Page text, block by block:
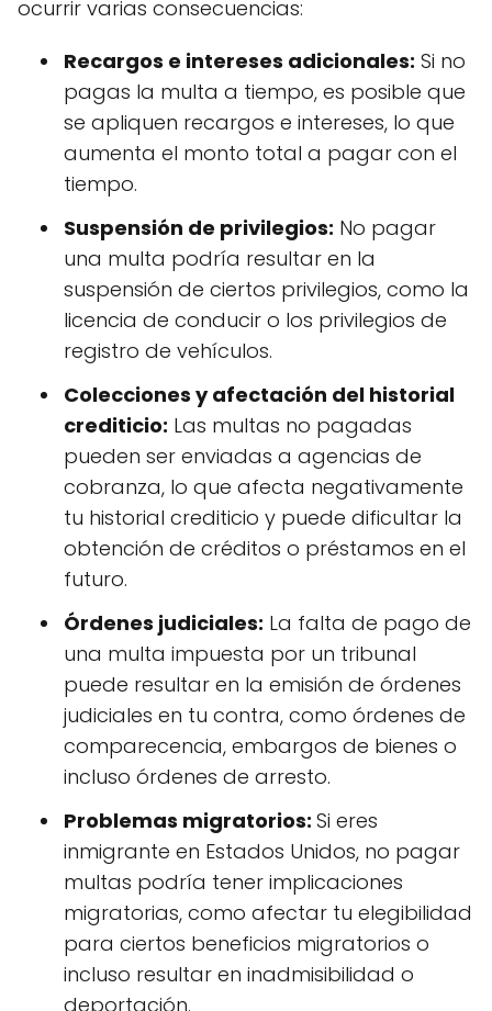
ocurrir varias consecuencias:
Recargos e intereses adicionales: Si no
pagas la multa a tiempo, es posible que
se apliquen recargos e intereses, lo que
aumenta el monto total a pagar con el
tiempo.
Suspensión de privilegios: No pagar
una multa podría resultar en la
suspensión de ciertos privilegios, como la
licencia de conducir o los privilegios de
registro de vehículos.
Colecciones y afectación del historial
crediticio: Las multas no pagadas
pueden ser enviadas a agencias de
cobranza, lo que afecta negativamente
tu historial crediticio y puede dificultar la
obtención de créditos o préstamos en el
futuro.
Órdenes judiciales: La falta de pago de
una multa impuesta por un tribunal
puede resultar en la emisión de órdenes
judiciales en tu contra, como órdenes de
comparecencia, embargos de bienes o
incluso órdenes de arresto.
Problemas migratorios: Si eres
inmigrante en Estados Unidos, no pagar
multas podría tener implicaciones
migratorias, como afectar tu elegibilidad
para ciertos beneficios migratorios o
incluso resultar en inadmisibilidad o
deportación.